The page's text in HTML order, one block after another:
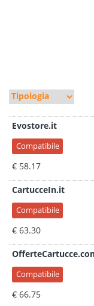
Evostore.it
Compatibile
€ 58.17
CartucceIn.it
Compatibile
€ 63.30
Compatibile
€ 66.75